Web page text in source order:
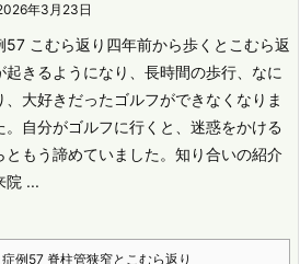
年3月23日
57 こむら返り 四年前から歩くとこむら返
起きるようになり、長時間の歩行、なに
、大好きだったゴルフができなくなりま
自分がゴルフに行くと、迷惑をかける
ともう諦めていました。 知り合いの紹介
院 ...
例57 脊柱管狭窄とこむら返り